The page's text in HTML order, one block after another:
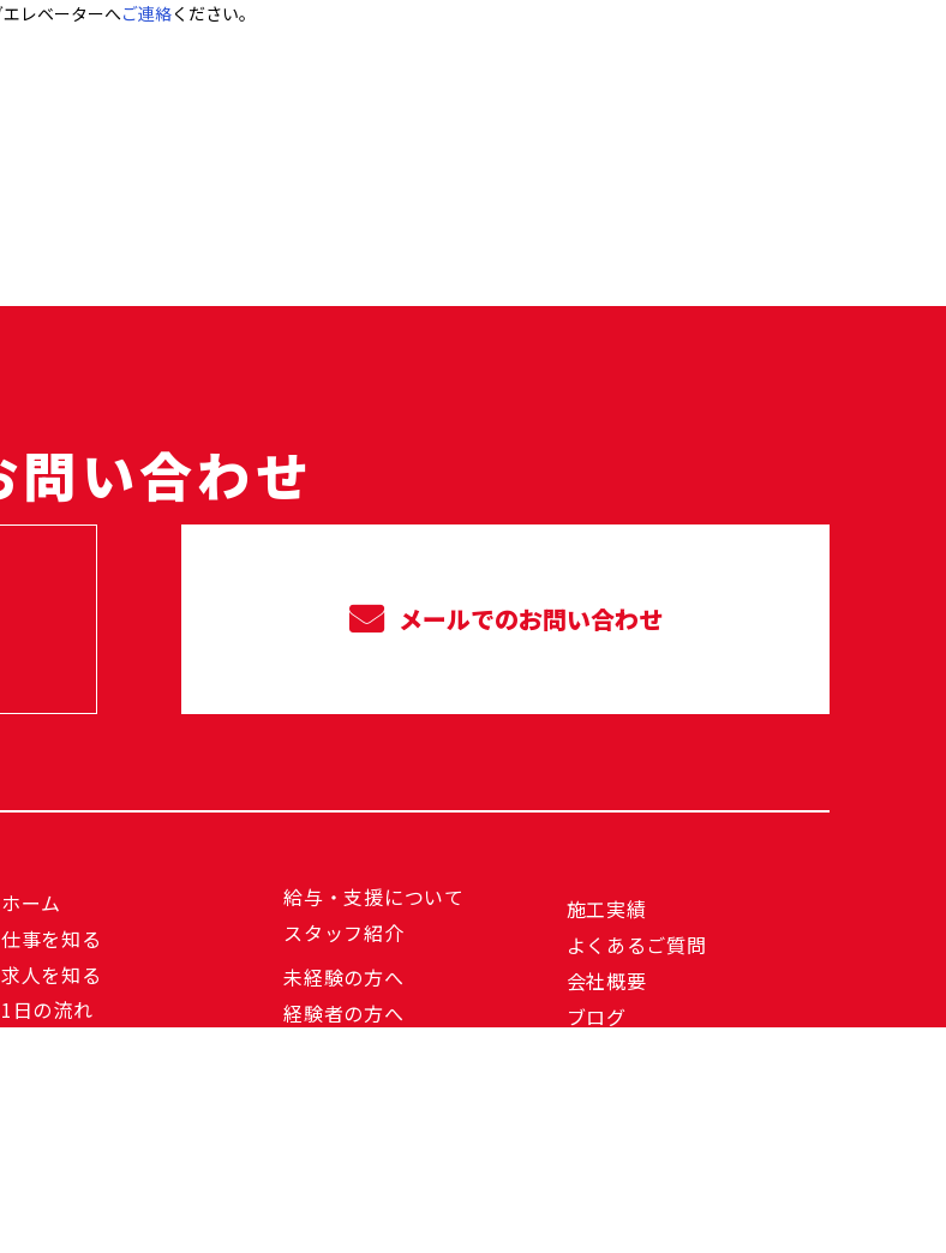
レベーターへご連絡ください。
問い合わせ
メールでのお問い合わせ
ホーム
仕事を知る
求人を知る
1日の流れ
給与・支援について
スタッフ紹介
未経験の方へ
経験者の方へ
施工実績
よくあるご質問
会社概要
ブログ